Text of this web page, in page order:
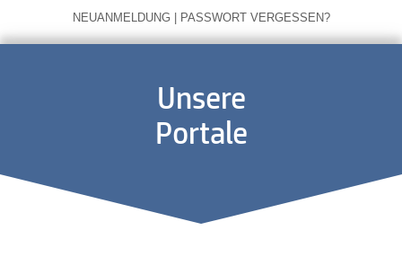
NEUANMELDUNG | PASSWORT VERGESSEN?
Unsere
Portale